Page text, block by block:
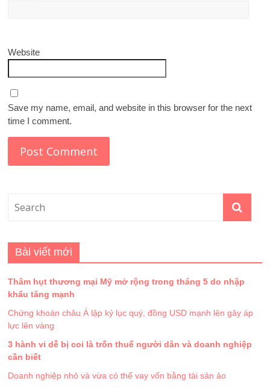
Website
Save my name, email, and website in this browser for the next
time I comment.
Bài viết mới
Thâm hụt thương mại Mỹ mở rộng trong tháng 5 do nhập
khẩu tăng mạnh
Chứng khoán châu Á lập kỷ lục quý, đồng USD mạnh lên gây áp
lực lên vàng
3 hành vi dễ bị coi là trốn thuế người dân và doanh nghiệp
cần biết
Doanh nghiệp nhỏ và vừa có thể vay vốn bằng tài sản ảo